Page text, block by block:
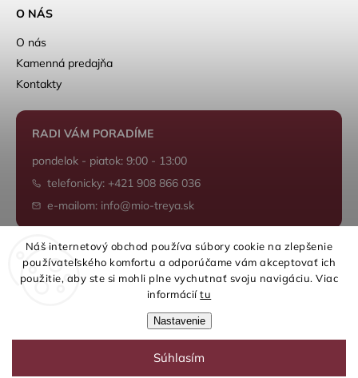
Náš internetový obchod používa súbory cookie na zlepšenie
používateľského komfortu a odporúčame vám akceptovať ich
použitie, aby ste si mohli plne vychutnať svoju navigáciu. Viac
informáciítu
Nastavenie
Súhlasím
O NÁS
O nás
Kamenná predajňa
Kontakty
RADI VÁM PORADÍME
pondelok - piatok: 9:00 - 13:00
telefonicky: +421 908 866 036
e-mailom: info@mio-treya.sk
Shoptet.sk
Copyright 2026mio-treya.sk. Všetky práva vyhradené.